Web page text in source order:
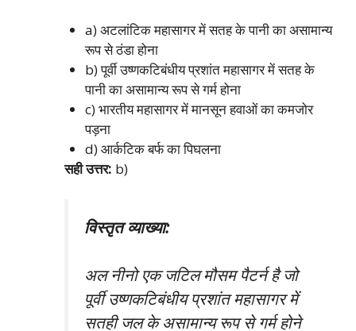
a) अटलांटिक महासागर में सतह के पानी का असामान्य
रूप से ठंडा होना
b) पूर्वी उष्णकटिबंधीय प्रशांत महासागर में सतह के
पानी का असामान्य रूप से गर्म होना
c) भारतीय महासागर में मानसून हवाओं का कमजोर
पड़ना
d) आर्कटिक बर्फ का पिघलना
सही उत्तर: b)
विस्तृत व्याख्या:
अल नीनो एक जटिल मौसम पैटर्न है जो
पूर्वी उष्णकटिबंधीय प्रशांत महासागर में
सतही जल के असामान्य रूप से गर्म होने